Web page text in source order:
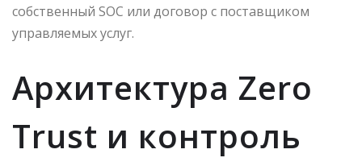
собственный SOC или договор с поставщиком
управляемых услуг.
Архитектура Zero
Trust и контроль